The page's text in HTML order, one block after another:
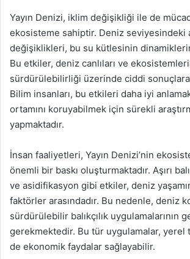
Yayın Denizi, iklim değişikliği ile de
ekosisteme sahiptir. Deniz seviyesindeki
değişiklikleri, bu su kütlesinin
Bu etkiler, deniz canlıları ve
sürdürülebilirliği üzerinde ciddi
Bilim insanları, bu etkileri daha iyi
ortamını koruyabilmek için sürekli
yapmaktadır.
İnsan faaliyetleri, Yayın Denizi’nin
önemli bir baskı oluşturmaktadır. Aşırı
ve asidifikasyon gibi etkiler, deniz
faktörler arasındadır. Bu nedenle, deniz
sürdürülebilir balıkçılık uygulamalarının
gerekmektedir. Bu tür uygulamalar, yerel
de ekonomik faydalar sağlayabilir.